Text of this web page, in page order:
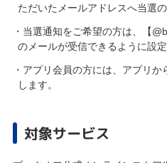
ただいたメールアドレスへ当選
・当選通知をご希望の方は、【
のメールが受信できるように設
・アプリ会員の方には、アプリ
します。
対象サービス